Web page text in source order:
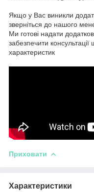
Якщо у Вас виникли
зверніться до нашого
Ми готові надати
забезпечити
характеристик
Приховати
Характеристики